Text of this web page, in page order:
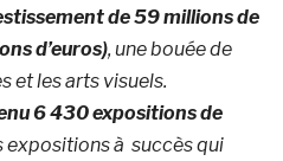
de 59 millions de
d’euros), une bouée de
et les arts visuels.
6 430 expositions de
expositions à succès qui